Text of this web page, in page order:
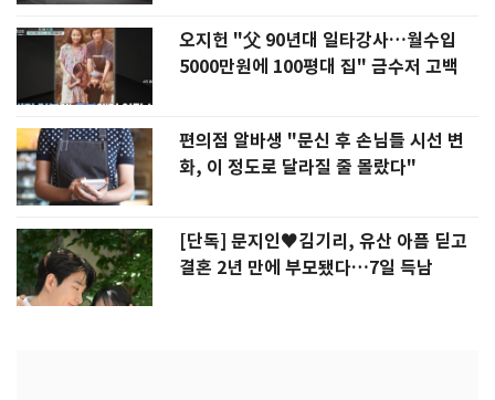
오지헌 "父 90년대 일타강사…월수입
5000만원에 100평대 집" 금수저 고백
편의점 알바생 "문신 후 손님들 시선 변
화, 이 정도로 달라질 줄 몰랐다"
[단독] 문지인♥김기리, 유산 아픔 딛고
결혼 2년 만에 부모됐다…7일 득남